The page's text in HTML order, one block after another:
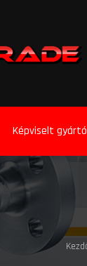
Képviselt